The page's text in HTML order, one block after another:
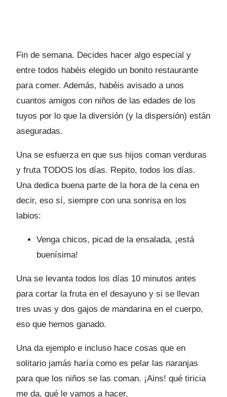
Fin de semana. Decides hacer algo especial y
entre todos habéis elegido un bonito restaurante
para comer. Además, habéis avisado a unos
cuantos amigos con niños de las edades de los
tuyos por lo que la diversión (y la dispersión) están
aseguradas.
Una se esfuerza en que sus hijos coman verduras
y fruta TODOS los días. Repito, todos los días.
Una dedica buena parte de la hora de la cena en
decir, eso sí, siempre con una sonrisa en los
labios:
Venga chicos, picad de la ensalada, ¡está
buenísima!
Una se levanta todos los días 10 minutos antes
para cortar la fruta en el desayuno y si se llevan
tres uvas y dos gajos de mandarina en el cuerpo,
eso que hemos ganado.
Una da ejemplo e incluso hace cosas que en
solitario jamás haría como es pelar las naranjas
para que los niños se las coman. ¡Ains! qué tiricia
me da, qué le vamos a hacer.